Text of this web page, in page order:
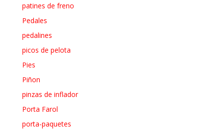
patines de freno
Pedales
pedalines
picos de pelota
Pies
Piñon
pinzas de inflador
Porta Farol
porta-paquetes